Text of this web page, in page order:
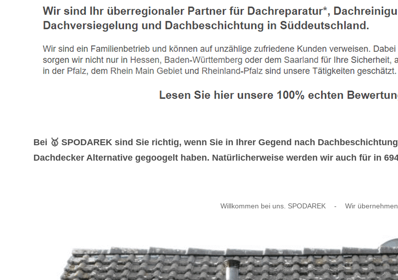
Bei 🥇 SPODAREK sind Sie richtig, wenn Sie in Ihrer Gegend nach
Dachdecker Alternative gegoogelt haben. Natürlicherweise werden wir auch für in
Willkommen bei uns. SPODAREK - Wir